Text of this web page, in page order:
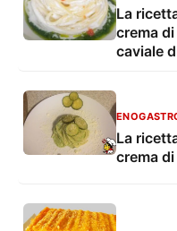
La
crema
caviale
La
crema